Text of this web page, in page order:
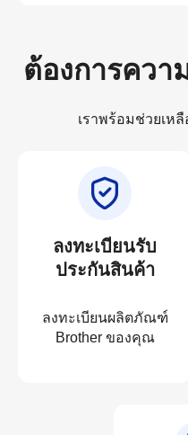
ต้องการควา
เราพร้อมช่วยเห
ลงทะเบียนรับ
ประกันสินค้า
ลงทะเบียนผลิตภัณฑ์
Brother ของคุณ